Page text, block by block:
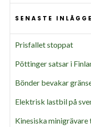
SENASTE
Prisfallet stoppat
Pöttinger satsar i
Bönder bevakar
Elektrisk lastbil på
Kinesiska minigrävare